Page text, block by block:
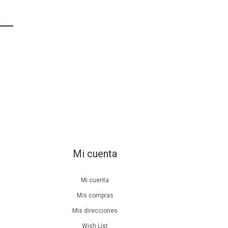
Mi cuenta
Mi cuenta
Mis compras
Mis direcciones
Wish List